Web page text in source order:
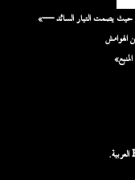
«نحن نُضخّم الأصوات التي لها قيمة، ونروي قصصًا تبدأ من حيث يصمت التيار السائد —